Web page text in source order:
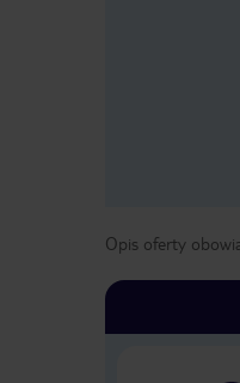
Opis oferty